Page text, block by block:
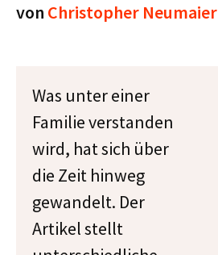
von Christopher Neumaier
Was unter einer
Familie verstanden
wird, hat sich über
die Zeit hinweg
gewandelt. Der
Artikel stellt